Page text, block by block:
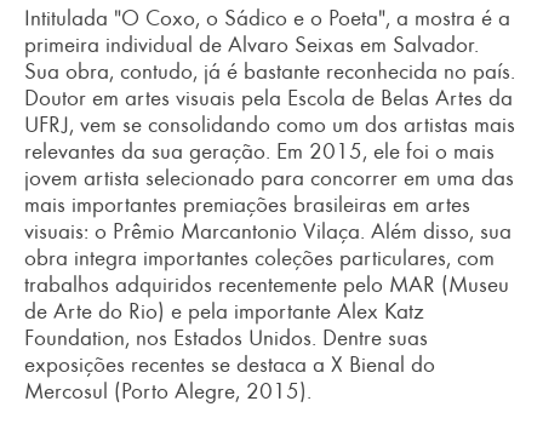
Intitulada "O Coxo, o Sádico e o Poeta", a mostra é a
primeira individual de Alvaro Seixas em Salvador.
Sua obra, contudo, já é bastante reconhecida no país.
Doutor em artes visuais pela Escola de Belas Artes da
UFRJ, vem se consolidando como um dos artistas mais
relevantes da sua geração. Em 2015, ele foi o mais
jovem artista selecionado para concorrer em uma das
mais importantes premiações brasileiras em artes
visuais: o Prêmio Marcantonio Vilaça. Além disso, sua
obra integra importantes coleções particulares, com
trabalhos adquiridos recentemente pelo MAR (Museu
de Arte do Rio) e pela importante Alex Katz
Foundation, nos Estados Unidos. Dentre suas
exposições recentes se destaca a X Bienal do
Mercosul (Porto Alegre, 2015).